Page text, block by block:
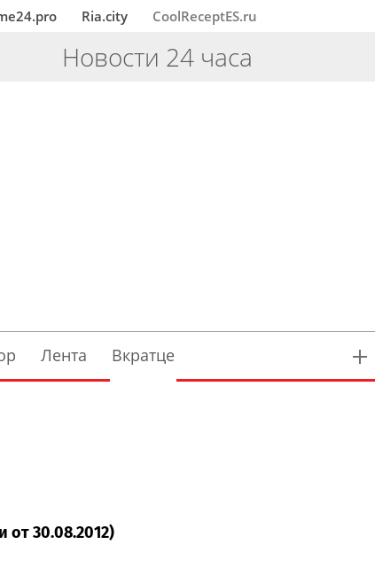
Ria.city CoolReceptES.ru
Новости 24 часа
Лента Вкратце
от 30.08.2012)